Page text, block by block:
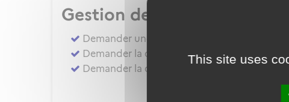
This site uses
Gestion des autorisations
Demander une évaluation de compétence
Demander la délivrance, la prorogation, le
Demander la délivrance, la prorogation ou